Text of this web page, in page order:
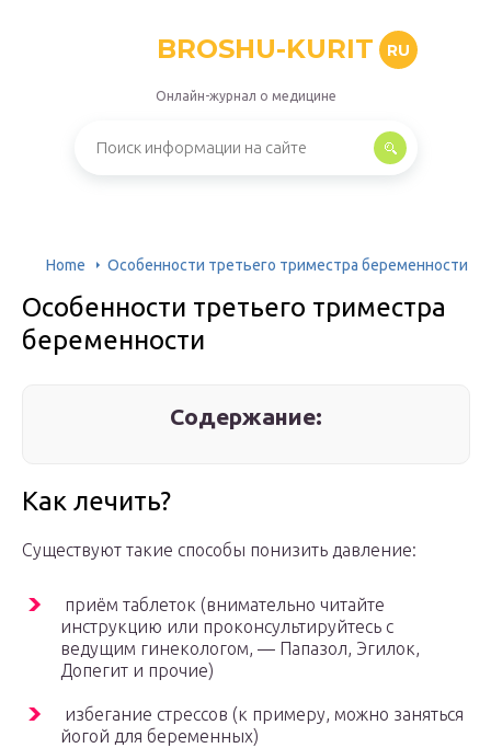
BROSHU-KURIT RU
Онлайн-журнал о медицине
Home Особенности третьего триместра беременности
Особенности третьего триместра
беременности
Содержание:
Как лечить?
Существуют такие способы понизить давление:
приём таблеток (внимательно читайте
инструкцию или проконсультируйтесь с
ведущим гинекологом, — Папазол, Эгилок,
Допегит и прочие)
избегание стрессов (к примеру, можно заняться
йогой для беременных)